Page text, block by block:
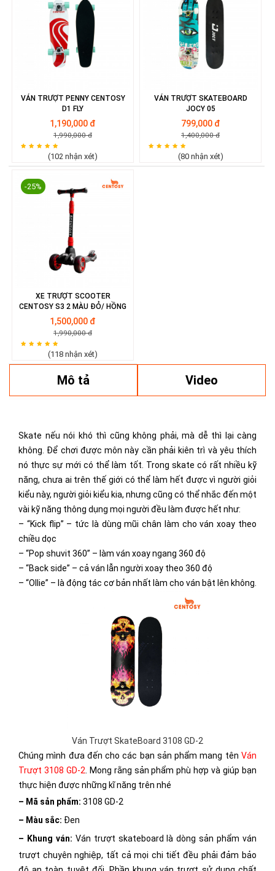
VÁN TRƯỢT PENNY CENTOSY
D1 FLY
1,190,000 đ
1,990,000 đ
(102 nhận xét)
VÁN TRƯỢT SKATEBOARD
JOCY 05
799,000 đ
1,400,000 đ
(80 nhận xét)
-25%
XE TRƯỢT SCOOTER
CENTOSY S3 2 MÀU ĐỎ/ HỒNG
1,500,000 đ
1,990,000 đ
(118 nhận xét)
Mô tả
Skate nếu nói khó thì cũng không phải, mà dễ thì lại càng
không. Để chơi được môn này cần phải kiên trì và yêu thích
nó thực sự mới có thể làm tốt. Trong skate có rất nhiều kỹ
năng, chưa ai trên thế giới có thể làm hết được vì người giỏi
kiểu này, người giỏi kiểu kia, nhưng cũng có thể nhắc đến một
vài kỹ năng thông dụng mọi người đều làm được hết như:
– “Kick flip” – tức là dùng mũi chân làm cho ván xoay theo
chiều dọc
– “Pop shuvit 360” – làm ván xoay ngang 360 độ
– “Back side” – cả ván lẫn người xoay theo 360 độ
– “Ollie” – là động tác cơ bản nhất làm cho ván bật lên không.
Ván Trượt SkateBoard 3108 GD-2
Chúng mình đưa đến cho các bạn sản phẩm mang tên Ván
Trượt 3108 GD-2. Mong rằng sản phẩm phù hợp và giúp bạn
thực hiện được những kĩ năng trên nhé
– Mã sản phẩm: 3108 GD-2
– Màu sắc: Đen
– Khung ván: Ván trượt skateboard là dòng sản phẩm ván
trượt chuyên nghiệp, tất cả mọi chi tiết đều phải đảm bảo
Video